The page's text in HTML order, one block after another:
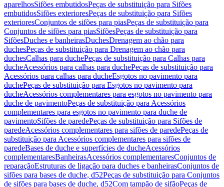
aparelhosSifões embutidosPeças de substituição para Sifões
embutidosSifões exterioresPeças de substituição para Sifões
exterioresConjuntos de sifões para piasPeças de substituição para
Conjuntos de sifões para piasSifõesPeças de substituição para
SifõesDuches e banheirasDuchesDrenagem ao chão para
duchesPeças de substituição para Drenagem ao chão para
duchesCalhas para duchePeças de substituição para Calhas para
ducheAcessórios para calhas para duchePeças de substituição para
Acessórios para calhas para ducheEsgotos no pavimento para
duchePeças de substituição para Esgotos no pavimento para
ducheAcessórios complementares para esgotos no pavimento para
duche de pavimentoPeças de substituição para Acessórios
complementares para esgotos no pavimento para duche de
pavimentoSifões de paredePeças de substituição para Sifões de
paredeAcessórios complementares para sifões de paredePeças de
substituição para Acessórios complementares para sifões de
paredeBases de duche e superfícies de ducheAcessórios
complementaresBanheirasAcessórios complementaresConjuntos de
reparaçãoEstruturas de ligação para duches e banheirasConjuntos de
sifões para bases de duche, d52Peças de substituição para Conjuntos
de sifões para bases de duche, d52Com tampão de sifãoPeças de